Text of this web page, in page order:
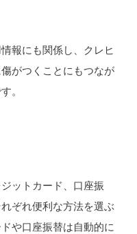
報にも関係し、クレヒ
がつくことにもつなが
。
ットカード、口座振
ぞれ便利な方法を選ぶ
や口座振替は自動的に